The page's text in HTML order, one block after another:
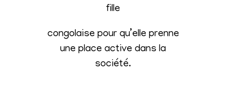
fille
congolaise pour qu’elle prenne
une place active dans la
société.